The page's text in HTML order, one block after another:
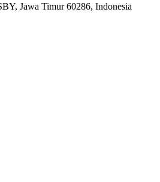
Jawa Timur 60286, Indonesia